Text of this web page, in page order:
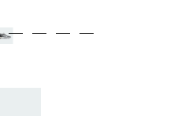
Reviews.
from